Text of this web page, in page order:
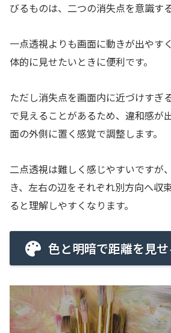
びるものは、二つの消失点を意識す
一点透視よりも画面に動きが出やす
体的に見せたいときに便利です。
ただし消失点を画面内に近づけすぎ
で見えることがあるため、違和感が
面の外側に置く感覚で調整します。
二点透視は難しく感じやすいですが
き、左右の辺をそれぞれ別方向へ収
ると理解しやすくなります。
色と明暗で距離を見せ